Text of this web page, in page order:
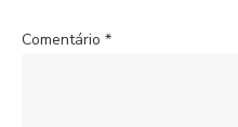
Comentário *